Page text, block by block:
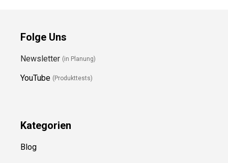
Folge Uns
Newsletter (in Planung)
YouTube (Produkttests)
Kategorien
Blog